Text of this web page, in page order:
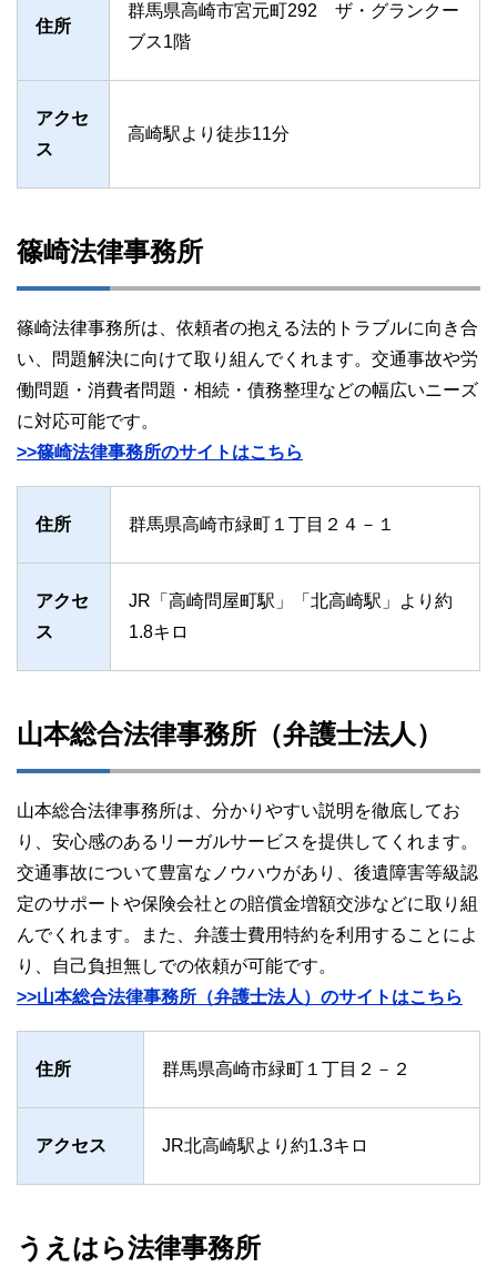
住所
群馬県高崎市宮元町292 ザ・グランクー
ブス1階
アクセ
ス
高崎駅より徒歩11分
篠崎法律事務所
篠崎法律事務所は、依頼者の抱える法的トラブルに向き合
い、問題解決に向けて取り組んでくれます。交通事故や労
働問題・消費者問題・相続・債務整理などの幅広いニーズ
に対応可能です。
>>篠崎法律事務所のサイトはこちら
住所 群馬県高崎市緑町１丁目２４－１
アクセ
ス
JR「高崎問屋町駅」「北高崎駅」より約
1.8キロ
山本総合法律事務所（弁護士法人）
山本総合法律事務所は、分かりやすい説明を徹底してお
り、安心感のあるリーガルサービスを提供してくれます。
交通事故について豊富なノウハウがあり、後遺障害等級認
定のサポートや保険会社との賠償金増額交渉などに取り組
んでくれます。また、弁護士費用特約を利用することによ
り、自己負担無しでの依頼が可能です。
>>山本総合法律事務所（弁護士法人）のサイトはこちら
住所 群馬県高崎市緑町１丁目２－２
アクセス JR北高崎駅より約1.3キロ
うえはら法律事務所